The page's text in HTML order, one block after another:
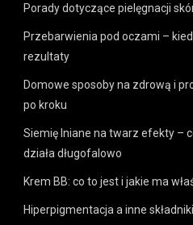
Porady dotyczące pielęgnacji
Przebarwienia pod oczami –
rezultaty
Domowe sposoby na zdrową i
po kroku
Siemię lniane na twarz efekty –
działa długofalowo
Krem BB: co to jest i jakie ma
Hiperpigmentacja a inne